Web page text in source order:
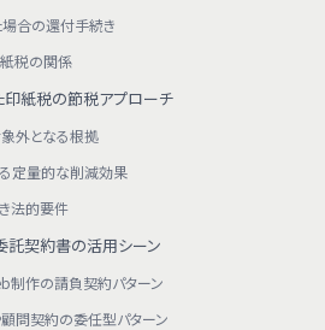
場合の還付手続き
税の関係
紙税の節税アプローチ
外となる根拠
定量的な削減効果
法的要件
託契約書の活用シーン
制作の請負契約パターン
顧問契約の委任型パターン